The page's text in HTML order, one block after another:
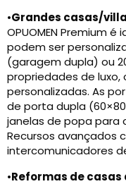
•Grandes casas/
OPUOMEN Premium
podem ser
(garagem dupla) ou
propriedades de
personalizadas. As
de porta dupla
janelas de popa para
Recursos avançados
intercomunicadores
•Reformas de casas